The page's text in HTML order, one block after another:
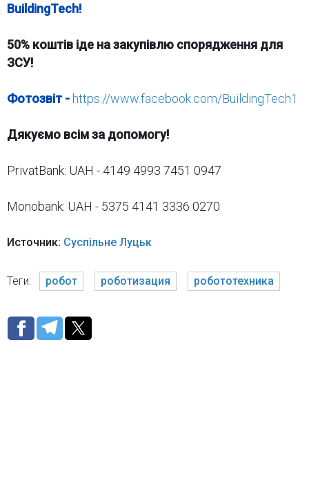
BuildingTech!
50% коштів іде на закупівлю спорядження для
ЗСУ!
Фотозвіт - https://www.facebook.com/BuildingTech1
Дякуємо всім за допомогу!
PrivatBank: UAH - 4149 4993 7451 0947
Monobank: UAH - 5375 4141 3336 0270
Источник: Суспільне Луцьк
Теги: робот роботизация робототехника